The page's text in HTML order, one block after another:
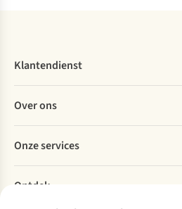
Klantendienst
Bestellen
Betalen
Levering
Retourneren
Bestelling herroepen
Over ons
Explore More
Verantwoord ondernemen
Over Ayacucho
Onze winkels
Onze services
Ontdek